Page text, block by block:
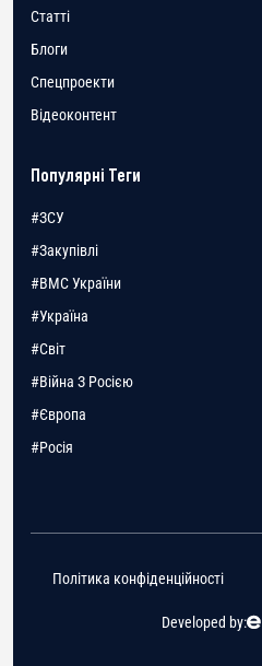
Статті
Блоги
Спецпроекти
Відеоконтент
Популярні Теги
#ЗСУ
#Закупівлі
#ВМС України
#Україна
#Світ
#Війна З Росією
#Європа
#Росія
Developed by:
Політика конфіденційності